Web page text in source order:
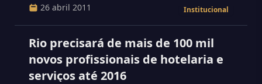
26 abril 2011 Institucional
Rio precisará de mais de 100 mil
novos profissionais de hotelaria e
serviços até 2016